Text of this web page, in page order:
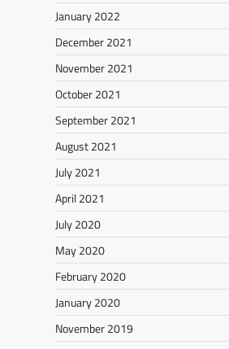
January 2022
December 2021
November 2021
October 2021
September 2021
August 2021
July 2021
April 2021
July 2020
May 2020
February 2020
January 2020
November 2019